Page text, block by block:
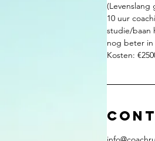
(Levenslang
10 uur
studie/baan
nog beter